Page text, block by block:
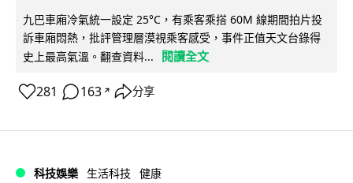
九巴車廂冷氣統一設定 25°C，有乘客乘搭 60M 線期間拍片投
訴車廂悶熱，批評管理層漠視乘客感受，事件正值天文台錄得
史上最高氣溫。翻查資料...
閱讀全文
281 163 ↗ 分享
科技娛樂 生活科技 健康